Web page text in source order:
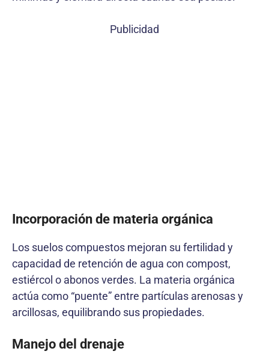
Publicidad
Incorporación de materia orgánica
Los suelos compuestos mejoran su fertilidad y
capacidad de retención de agua con compost,
estiércol o abonos verdes. La materia orgánica
actúa como “puente” entre partículas arenosas y
arcillosas, equilibrando sus propiedades.
Manejo del drenaje